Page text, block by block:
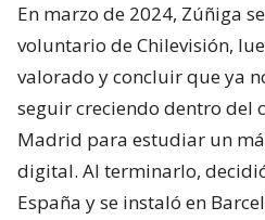
En marzo de 2024, Zúñiga
voluntario de Chilevisión,
valorado y concluir que ya
seguir creciendo dentro del
Madrid para estudiar un
digital. Al terminarlo,
España y se instaló en